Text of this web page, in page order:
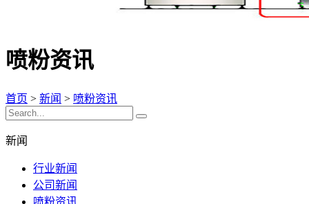
喷粉资讯
首页 > 新闻 > 喷粉资讯
新闻
行业新闻
公司新闻
喷粉资讯